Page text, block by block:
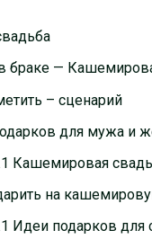
браке —
– сценарий
для мужа и
Кашемировая
на
Идеи подарков для